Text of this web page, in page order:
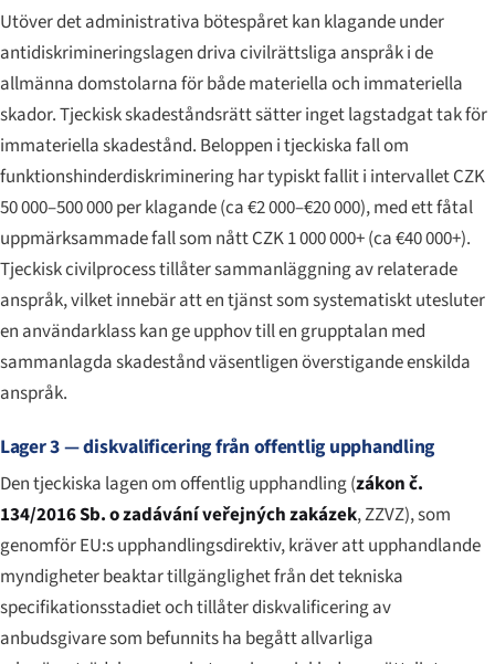
Utöver det administrativa bötespåret kan klagande under
antidiskrimineringslagen driva civilrättsliga anspråk i de
allmänna domstolarna för både materiella och immateriella
skador. Tjeckisk skadeståndsrätt sätter inget lagstadgat tak för
immateriella skadestånd. Beloppen i tjeckiska fall om
funktionshinderdiskriminering har typiskt fallit i intervallet CZK
50 000–500 000 per klagande (ca €2 000–€20 000), med ett fåtal
uppmärksammade fall som nått CZK 1 000 000+ (ca €40 000+).
Tjeckisk civilprocess tillåter sammanläggning av relaterade
anspråk, vilket innebär att en tjänst som systematiskt utesluter
en användarklass kan ge upphov till en grupptalan med
sammanlagda skadestånd väsentligen överstigande enskilda
anspråk.
Lager 3 — diskvalificering från offentlig upphandling
Den tjeckiska lagen om offentlig upphandling (zákon č.
134/2016 Sb. o zadávání veřejných zakázek, ZZVZ), som
genomför EU:s upphandlingsdirektiv, kräver att upphandlande
myndigheter beaktar tillgänglighet från det tekniska
specifikationsstadiet och tillåter diskvalificering av
anbudsgivare som befunnits ha begått allvarliga